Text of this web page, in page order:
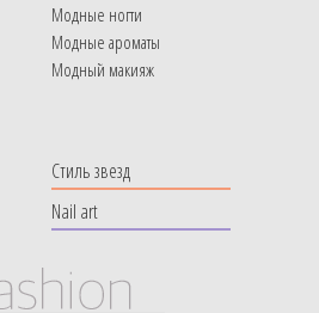
Модные ногти
Модные ароматы
Модный макияж
Стиль звезд
Nail art